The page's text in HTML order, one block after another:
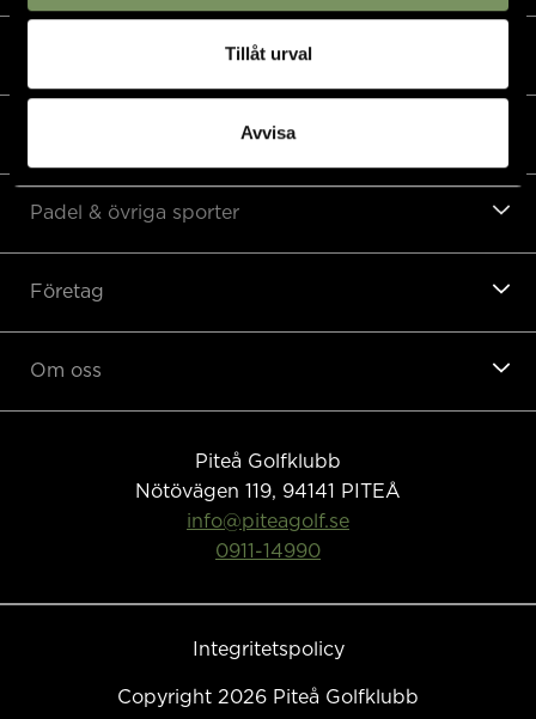
Tillåt urval
Avvisa
Padel & övriga sporter
Företag
Om oss
Piteå Golfklubb
Nötövägen 119, 94141
PITEÅ
info@piteagolf.se
0911-14990
Copyright 2026 Piteå Golfklubb
Integritetspolicy